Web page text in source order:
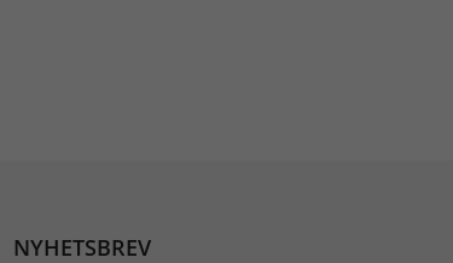
NYHETSBREV